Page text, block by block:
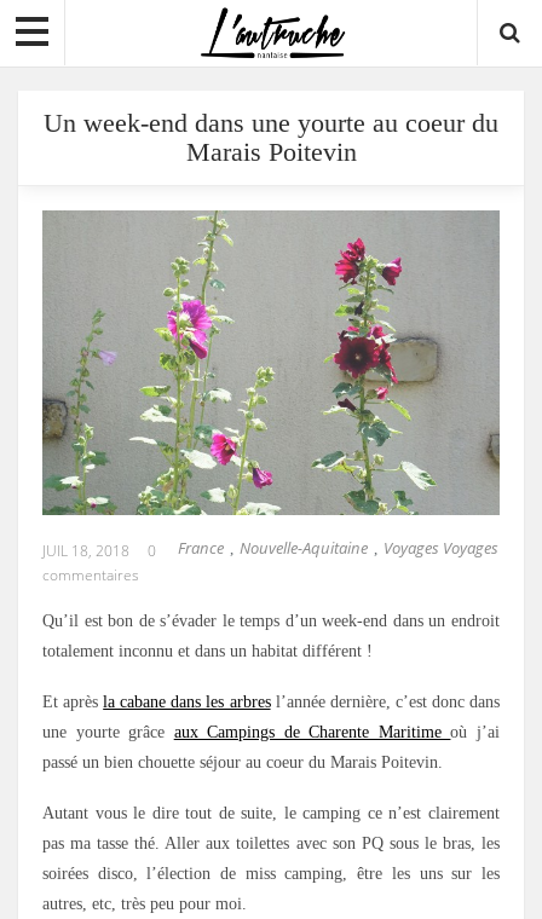
Un week-end dans une yourte au coeur du
Marais Poitevin
France , Nouvelle-Aquitaine , Voyages Voyages
JUIL 18, 2018
0
commentaires
Qu’il est bon de s’évader le temps d’un week-end dans un endroit
totalement inconnu et dans un habitat différent !
Et aprèsla cabane dans les arbresl’année dernière, c’est donc dans
une yourte grâce aux Campings de Charente Maritimeoù j’ai
passé un bien chouette séjour au coeur du Marais Poitevin.
Autant vous le dire tout de suite, le camping ce n’est clairement
pas ma tasse thé. Aller aux toilettes avec son PQ sous le bras, les
soirées disco, l’élection de miss camping, être les uns sur les
autres, etc, très peu pour moi.